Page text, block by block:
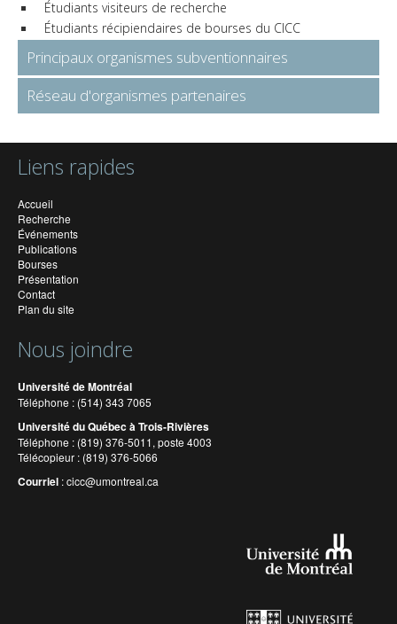
Étudiants visiteurs de recherche
Étudiants récipiendaires de bourses du CICC
Principaux organismes subventionnaires
Réseau d'organismes partenaires
Liens rapides
Accueil
Recherche
Événements
Publications
Bourses
Présentation
Contact
Plan du site
Nous joindre
Université de Montréal
Téléphone : (514) 343 7065
Université du Québec à Trois-Rivières
Téléphone : (819) 376-5011, poste 4003
Télécopieur : (819) 376-5066
Courriel :cicc@umontreal.ca